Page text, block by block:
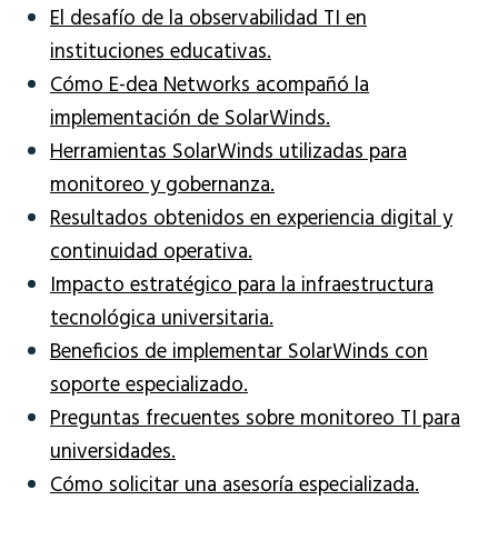
El desafío de la observabilidad TI en
instituciones educativas.
Cómo E-dea Networks acompañó la
implementación de SolarWinds.
Herramientas SolarWinds utilizadas para
monitoreo y gobernanza.
Resultados obtenidos en experiencia digital y
continuidad operativa.
Impacto estratégico para la infraestructura
tecnológica universitaria.
Beneficios de implementar SolarWinds con
soporte especializado.
Preguntas frecuentes sobre monitoreo TI para
universidades.
Cómo solicitar una asesoría especializada.